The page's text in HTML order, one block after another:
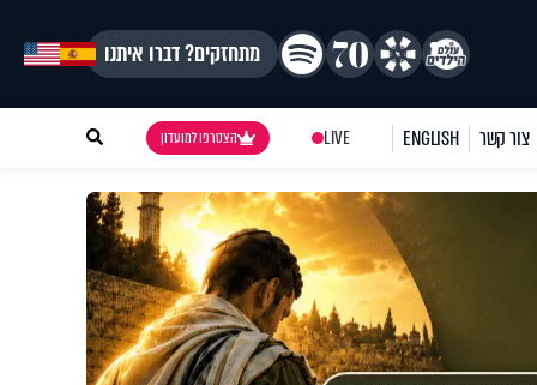
מתחזקים? דברו איתנו
צור קשר ENGLISH
LIVE הצטרפו למועדון